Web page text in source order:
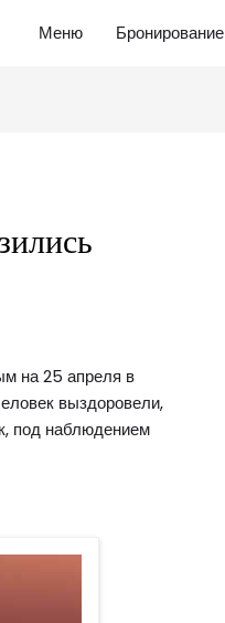
Меню Бронирование
на 25 апреля в
выздоровели,
под наблюдением